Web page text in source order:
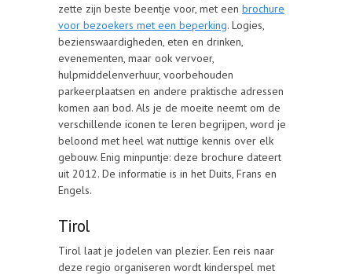
zette zijn beste beentje voor, met een brochure
voor bezoekers met een beperking. Logies,
bezienswaardigheden, eten en drinken,
evenementen, maar ook vervoer,
hulpmiddelenverhuur, voorbehouden
parkeerplaatsen en andere praktische adressen
komen aan bod. Als je de moeite neemt om de
verschillende iconen te leren begrijpen, word je
beloond met heel wat nuttige kennis over elk
gebouw. Enig minpuntje: deze brochure dateert
uit 2012. De informatie is in het Duits, Frans en
Engels.
Tirol
Tirol laat je jodelen van plezier. Een reis naar
deze regio organiseren wordt kinderspel met